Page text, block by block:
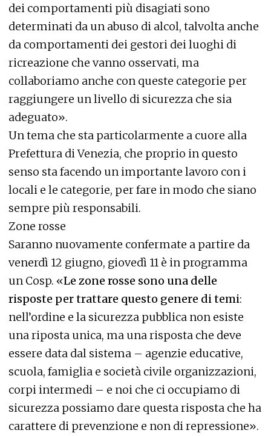
dei comportamenti più disagiati sono
determinati da un abuso di alcol, talvolta anche
da comportamenti dei gestori dei luoghi di
ricreazione che vanno osservati, ma
collaboriamo anche con queste categorie per
raggiungere un livello di sicurezza che sia
adeguato».
Un tema che sta particolarmente a cuore alla
Prefettura di Venezia, che proprio in questo
senso sta facendo un importante lavoro con i
locali e le categorie, per fare in modo che siano
sempre più responsabili.
Zone rosse
Saranno nuovamente confermate a partire da
venerdì 12 giugno, giovedì 11 è in programma
un Cosp. «Le zone rosse sono una delle
risposte per trattare questo genere di temi:
nell’ordine e la sicurezza pubblica non esiste
una riposta unica, ma una risposta che deve
essere data dal sistema – agenzie educative,
scuola, famiglia e società civile organizzazioni,
corpi intermedi – e noi che ci occupiamo di
sicurezza possiamo dare questa risposta che ha
carattere di prevenzione e non di repressione».